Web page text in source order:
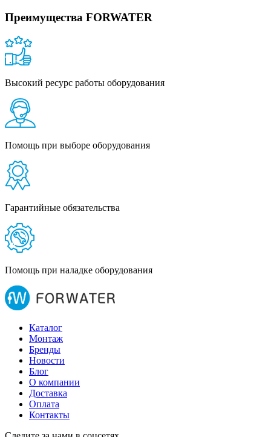
Преимущества FORWATER
Высокий ресурс работы оборудования
Помощь при выборе оборудования
Гарантийные обязательства
Помощь при наладке оборудования
Каталог
Монтаж
Бренды
Новости
Блог
О компании
Доставка
Оплата
Контакты